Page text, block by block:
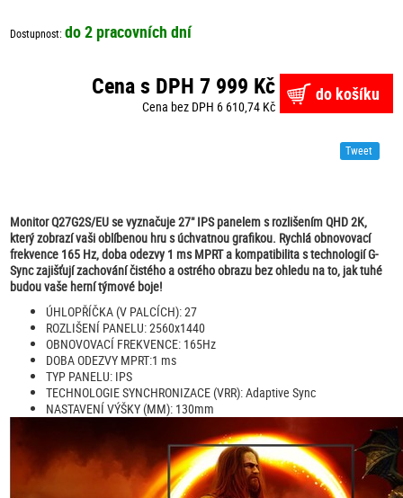
Dostupnost:do 2 pracovních dní
Cena s DPH 7 999 Kč
Cena bez DPH 6 610,74 Kč
do košíku
Tweet
Monitor Q27G2S/EU se vyznačuje 27" IPS panelem s rozlišením QHD 2K,
který zobrazí vaši oblíbenou hru s úchvatnou grafikou. Rychlá obnovovací
frekvence 165 Hz, doba odezvy 1 ms MPRT a kompatibilita s technologií G-
Sync zajišťují zachování čistého a ostrého obrazu bez ohledu na to, jak tuhé
budou vaše herní týmové boje!
ÚHLOPŘÍČKA (V PALCÍCH): 27
ROZLIŠENÍ PANELU: 2560x1440
OBNOVOVACÍ FREKVENCE: 165Hz
DOBA ODEZVY MPRT:1 ms
TYP PANELU: IPS
TECHNOLOGIE SYNCHRONIZACE (VRR): Adaptive Sync
NASTAVENÍ VÝŠKY (MM): 130mm